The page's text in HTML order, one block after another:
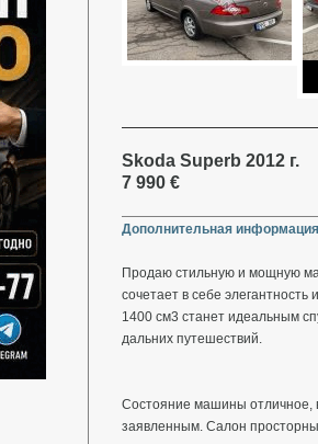
Skoda Superb 2012 г.
7 990 €
Дополнительная
Продаю стильную и мощную
сочетает в себе
1400 см3 станет идеальным
дальних путешествий.
Состояние машины отличное,
заявленным. Салон